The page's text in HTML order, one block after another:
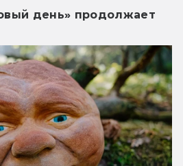
день» продолжает